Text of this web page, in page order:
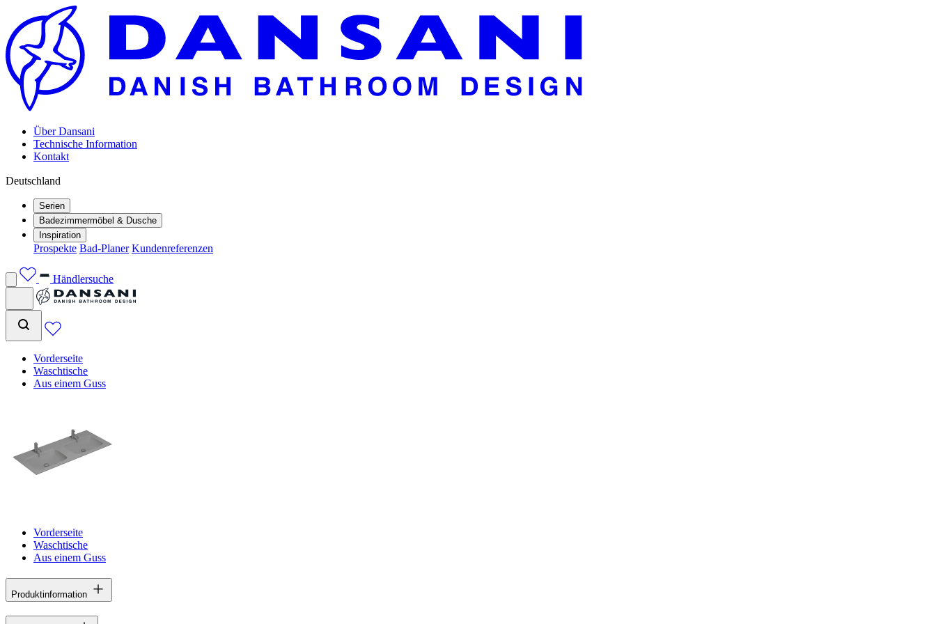
Über Dansani
Technische Information
Kontakt
Deutschland
Serien
Badezimmermöbel & Dusche
Inspiration
Prospekte Bad-Planer Kundenreferenzen
Händlersuche
Vorderseite
Waschtische
Aus einem Guss
Vorderseite
Waschtische
Aus einem Guss
Produktinformation